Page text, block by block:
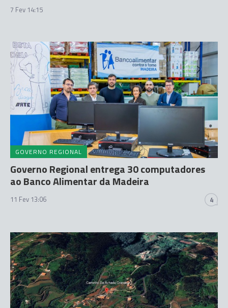
7 Fev 14:15
GOVERNO REGIONAL
Governo Regional entrega 30 computadores
ao Banco Alimentar da Madeira
11 Fev 13:06 4